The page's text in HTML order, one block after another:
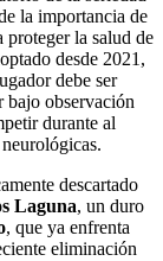
la importancia de
proteger la salud de
desde 2021,
debe ser
bajo observación
durante al
descartado
Laguna, un duro
, que ya enfrenta
eliminación